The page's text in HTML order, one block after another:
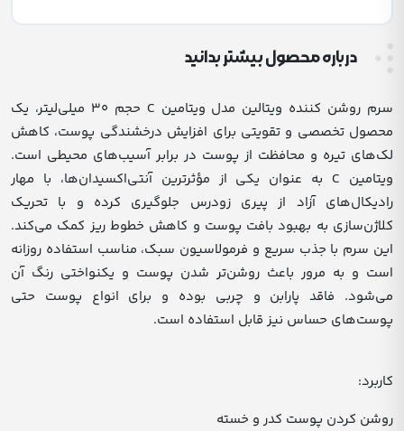
درباره محصول بیشتر بدانید
سرم روشن کننده ویتالین مدل ویتامین C حجم 30 میلی‌لیتر، یک
محصول تخصصی و تقویتی برای افزایش درخشندگی پوست، کاهش
لک‌های تیره و محافظت از پوست در برابر آسیب‌های محیطی است.
ویتامین C به عنوان یکی از مؤثرترین آنتی‌اکسیدان‌ها، با مهار
رادیکال‌های آزاد از پیری زودرس جلوگیری کرده و با تحریک
کلاژن‌سازی به بهبود بافت پوست و کاهش خطوط ریز کمک می‌کند.
این سرم با جذب سریع و فرمولاسیون سبک، مناسب استفاده روزانه
است و به مرور باعث روشن‌تر شدن پوست و یکنواختی رنگ آن
می‌شود. فاقد پارابن و چربی بوده و برای انواع پوست حتی
پوست‌های حساس نیز قابل استفاده است.
کاربرد:
روشن کردن پوست کدر و خسته